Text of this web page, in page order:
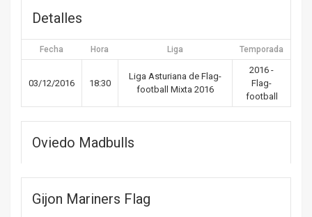
Detalles
Fecha Hora Liga Temporada
03/12/2016 18:30
Liga Asturiana de Flag-
football Mixta 2016
2016 -
Flag-
football
Oviedo Madbulls
Gijon Mariners Flag